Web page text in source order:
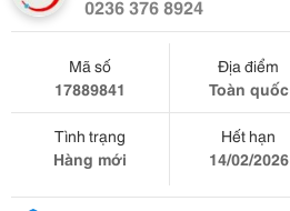
0236 376 8924
Mã số
17889841
Địa điểm
Toàn quốc
Tình trạng
Hàng mới
Hết hạn
14/02/2026